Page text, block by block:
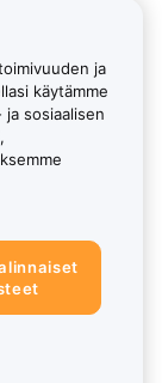
ja
käytämme
sosiaalisen